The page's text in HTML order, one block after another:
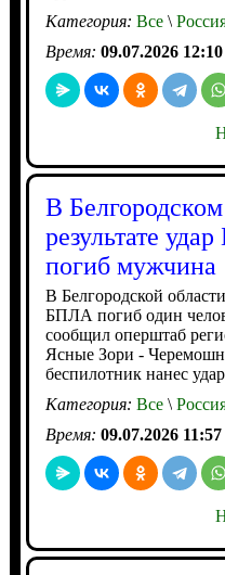
Категория: Все\
Время: 09.07.2026 12:10
В
результате
погиб мужчина
В Белгородской
БПЛА погиб один
сообщил оперштаб
Ясные Зори -
беспилотник нанес
Категория: Все\
Время: 09.07.2026 11:57